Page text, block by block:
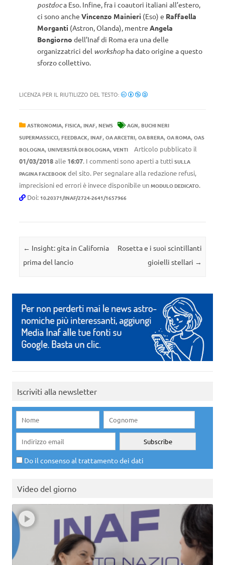
postdoca Eso. Infine, fra i coautori italiani all’estero,
ci sono anche Vincenzo Mainieri (Eso) e Raffaella
Morganti (Astron, Olanda), mentre Angela
Bongiorno dell’Inaf di Roma era una delle
organizzatrici del workshop ha dato origine a questo
sforzo collettivo.
LICENZA PER IL RIUTILIZZO DEL TESTO:
ASTRONOMIA, FISICA, INAF, NEWS AGN, BUCHI NERI
SUPERMASSICCI, FEEDBACK, INAF, OA ARCETRI, OA BRERA, OA ROMA, OAS
BOLOGNA, UNIVERSITÀ DI BOLOGNA, VENTI
Articolo pubblicato il
01/03/2018alle 16:07. I commenti sono aperti a tutti SULLA
PAGINA FACEBOOK del sito. Per segnalare alla redazione refusi,
imprecisioni ed errori è invece disponibile un MODULO DEDICATO.
Doi: 10.20371/INAF/2724-2641/1657966
Navigazione articolo
← Insight: gita in California
prima del lancio
Rosetta e i suoi scintillanti
gioielli stellari →
Iscriviti alla newsletter
Do il consenso al trattamento dei dati
Video del giorno